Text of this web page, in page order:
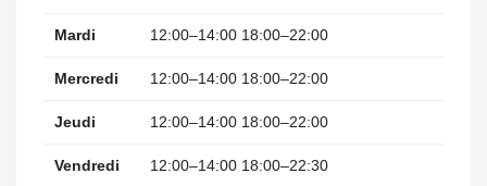
Mardi 12:00–14:00 18:00–22:00
Mercredi 12:00–14:00 18:00–22:00
Jeudi 12:00–14:00 18:00–22:00
Vendredi 12:00–14:00 18:00–22:30